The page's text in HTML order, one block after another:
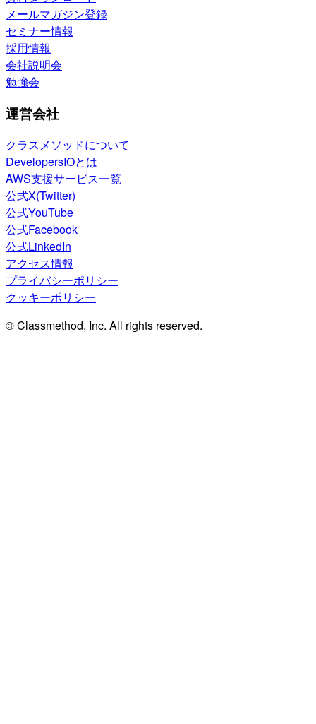
メールマガジン登録
セミナー情報
採用情報
会社説明会
勉強会
運営会社
クラスメソッドについて
DevelopersIOとは
AWS支援サービス一覧
公式X(Twitter)
公式YouTube
公式Facebook
公式LinkedIn
アクセス情報
プライバシーポリシー
クッキーポリシー
© Classmethod, Inc. All rights reserved.